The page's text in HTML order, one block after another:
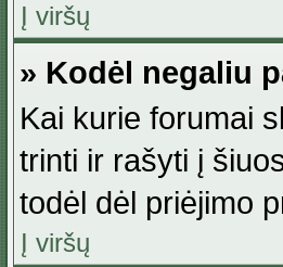
Į viršų
» Kodėl negaliu
Kai kurie forumai
trinti ir rašyti į
todėl dėl priėjimo
Į viršų